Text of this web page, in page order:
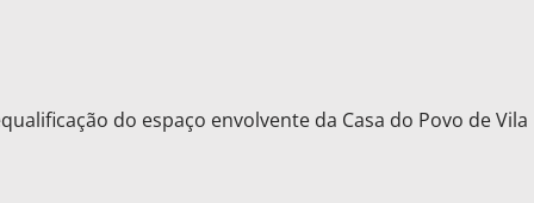
do espaço envolvente da Casa do Povo de Vila